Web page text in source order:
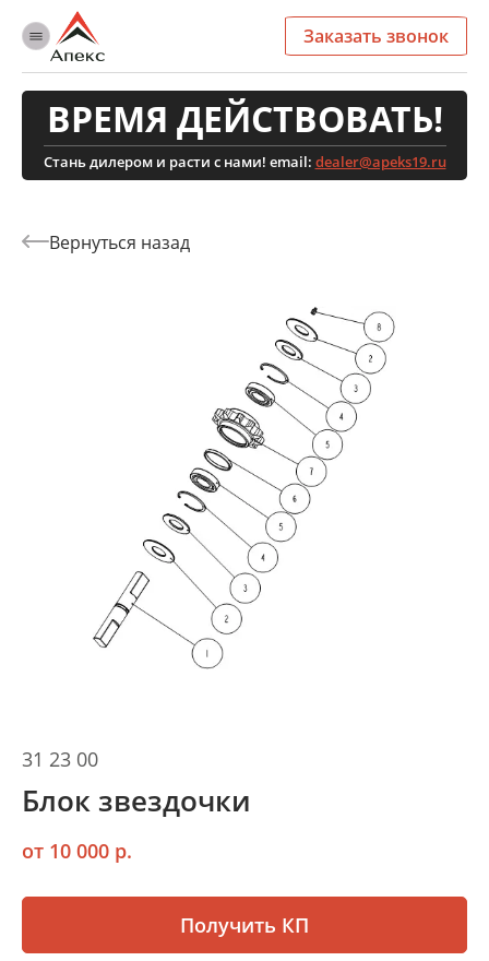
Заказать звонок
ВРЕМЯ ДЕЙСТВОВАТЬ!
Стань дилером и расти с нами! email: dealer@apeks19.ru
31 23 00
Блок звездочки
от 10 000 р.
Получить КП